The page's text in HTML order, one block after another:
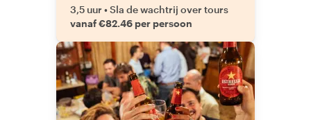
3,5 uur •Sla de wachtrij over tours
vanaf €82.46 per persoon